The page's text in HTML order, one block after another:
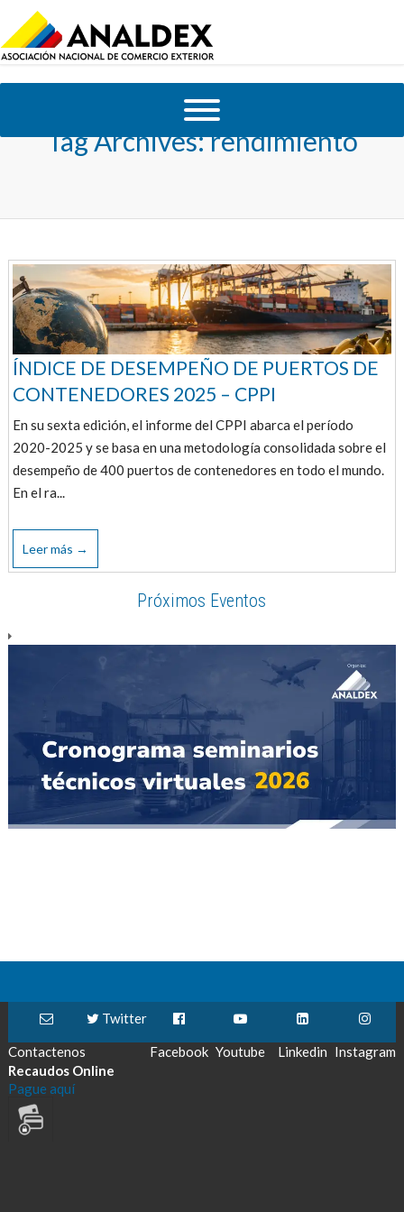
Tag Archives:rendimiento
ÍNDICE DE DESEMPEÑO DE PUERTOS DE
CONTENEDORES 2025 – CPPI
En su sexta edición, el informe del CPPI abarca el período
2020-2025 y se basa en una metodología consolidada sobre el
desempeño de 400 puertos de contenedores en todo el mundo.
En el ra...
Leer más →
Próximos Eventos
Contactenos
Twitter
Facebook Youtube Linkedin Instagram
Recaudos Online
Pague aquí